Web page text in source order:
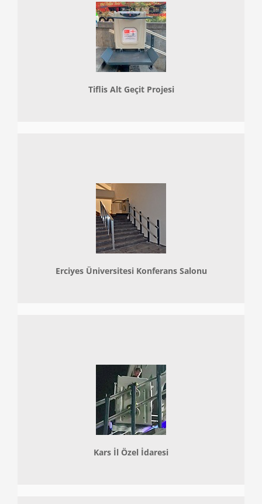
Tiflis Alt Geçit Projesi
Erciyes Üniversitesi Konferans Salonu
Kars İl Özel İdaresi